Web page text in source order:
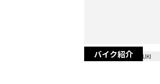
バイク紹介
2023/12/28 SUZUKI